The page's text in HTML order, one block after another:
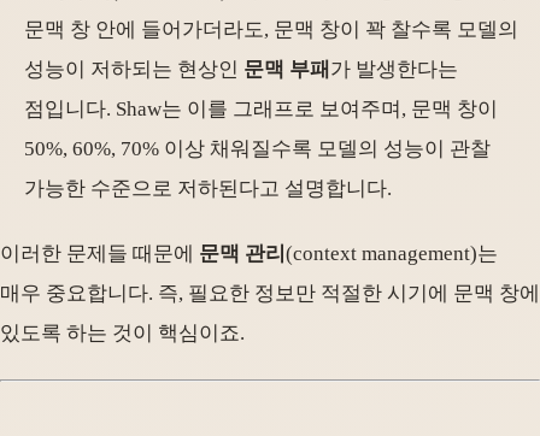
문맥 창 안에 들어가더라도, 문맥 창이 꽉 찰수록 모델의
성능이 저하되는 현상인 문맥 부패 가 발생한다는
점입니다. Shaw는 이를 그래프로 보여주며, 문맥 창이
50%, 60%, 70% 이상 채워질수록 모델의 성능이 관찰
가능한 수준으로 저하된다고 설명합니다.
이러한 문제들 때문에 문맥 관리 (context management)는
매우 중요합니다. 즉, 필요한 정보만 적절한 시기에 문맥 창에
있도록 하는 것이 핵심이죠.